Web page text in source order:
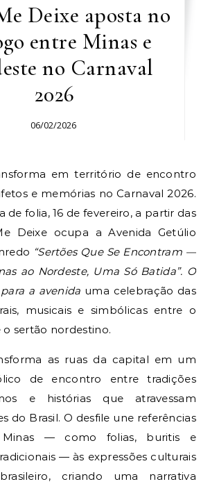
Deixe aposta no
entre Minas e
no Carnaval
2026
06/02/2026
e memórias no Carnaval 2026.
de folia, 16 de fevereiro, a partir das
Deixe ocupa a Avenida Getúlio
“Sertões Que Se Encontram —
ao Nordeste, Uma Só Batida”. O
a avenida uma celebração das
musicais e simbólicas entre o
sertão nordestino.
as ruas da capital em um
de encontro entre tradições
e histórias que atravessam
do Brasil. O desfile une referências
— como folias, buritis e
— às expressões culturais
criando uma narrativa